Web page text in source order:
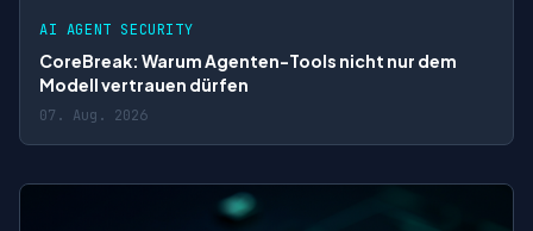
AI AGENT SECURITY
CoreBreak: Warum Agenten-Tools nicht nur dem
Modell vertrauen dürfen
07. Aug. 2026